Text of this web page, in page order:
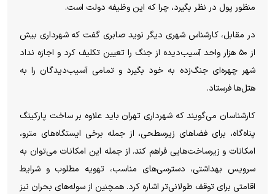
منظور پول در نظر بگیرد، چرا که این وظیفه دولت است.
در مقابل، کارشناس شهری دیگر نوید صابری گفت که شهرداری بیش
از ۵۰ هزار واحد آسیب‌دیده از جنگ را تعیین تکلیف کرد و اجازه نداد
شهر چهره‌ای جنگ‌زده به خود بگیرد و تمامی آسیب‌دیدگان را به
هتل‌ها فرستاد.
کارشناسان می‌گویند که شهرداری تهران باید علاوه بر ساخت پارکینگ
پناه‌گاه، برای فضا‌های زیرسطحی، از جمله برخی ایستگاه‌های مترو،
امکانات و زیرساخت‌هایی فراهم کند. از جمله این امکانات می‌توان به
سرویس بهداشتی، دسترسی‌های مناسب، تهویه مطلوب و شرایط
اقامتی برای توقف طولانی‌تر اشاره کرد. همچنین از سوله‌های بحران نیز